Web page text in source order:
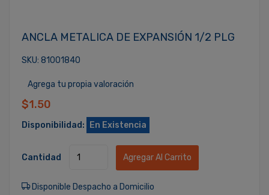
ANCLA METALICA DE EXPANSIÓN 1/2 PLG
SKU: 81001840
Agrega tu propia valoración
$1.50
Disponibilidad: En Existencia
Cantidad Agregar Al Carrito
Disponible Despacho a Domicilio